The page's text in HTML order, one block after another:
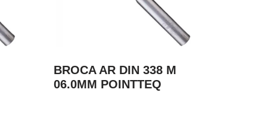
BROCA AR DIN 338 M
06.0MM POINTTEQ